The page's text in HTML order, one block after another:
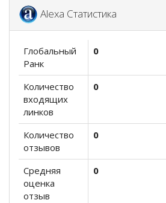
Alexa Статистика
Глобальный
Ранк
0
Количество
входящих
линков
0
Количество
отзывов
0
Средняя
оценка
отзыв
0